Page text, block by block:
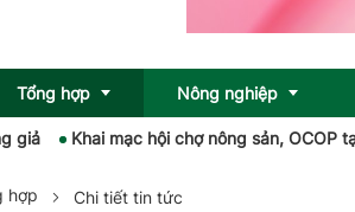
Tổng hợp
khỏe
Nông nghiệp
OCOP
Khai mạc hội chợ nông sản, OCOP tại
hợp Chi tiết tin tức